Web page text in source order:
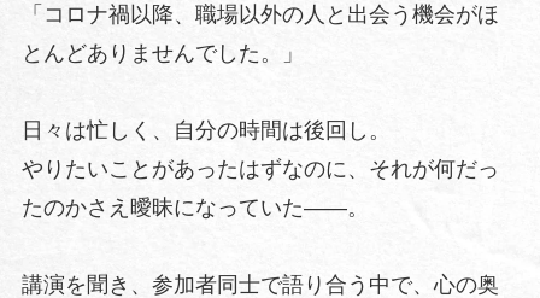
「コロナ禍以降、職場以外の人と出会う機会がほ
とんどありませんでした。」
日々は忙しく、自分の時間は後回し。
やりたいことがあったはずなのに、それが何だっ
たのかさえ曖昧になっていた——。
講演を聞き、参加者同士で語り合う中で、心の奥